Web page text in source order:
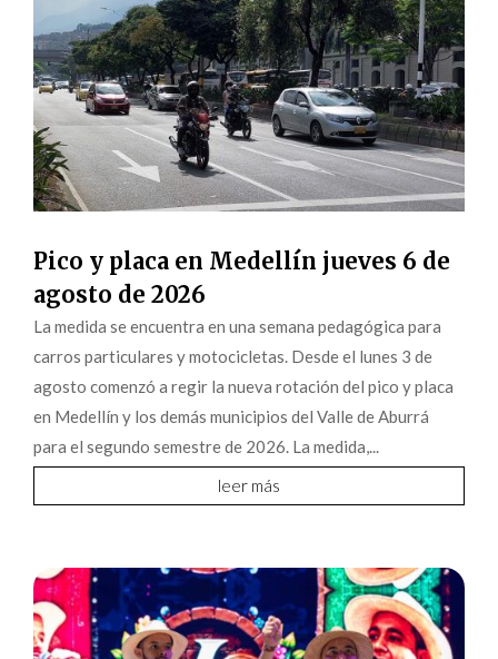
Pico y placa en Medellín jueves 6 de
agosto de 2026
La medida se encuentra en una semana pedagógica para
carros particulares y motocicletas. Desde el lunes 3 de
agosto comenzó a regir la nueva rotación del pico y placa
en Medellín y los demás municipios del Valle de Aburrá
para el segundo semestre de 2026. La medida,...
leer más